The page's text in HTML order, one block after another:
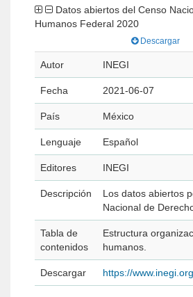
Humanos Federal 2020
Descargar
Autor INEGI
Fecha 2021-06-07
País México
Lenguaje Español
Editores INEGI
Descripción
Los datos abiertos
Nacional de
Tabla de
contenidos
Estructura
humanos.
Descargar https://